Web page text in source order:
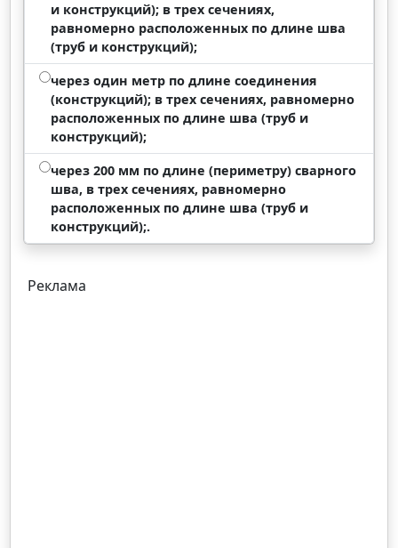
и конструкций); в трех сечениях,
равномерно расположенных по длине шва
(труб и конструкций);
через один метр по длине соединения
(конструкций); в трех сечениях, равномерно
расположенных по длине шва (труб и
конструкций);
через 200 мм по длине (периметру) сварного
шва, в трех сечениях, равномерно
расположенных по длине шва (труб и
конструкций);.
Реклама